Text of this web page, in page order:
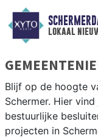
lokaal
Blijf op de hoogte
Schermer. Hier
bestuurlijke
projecten in